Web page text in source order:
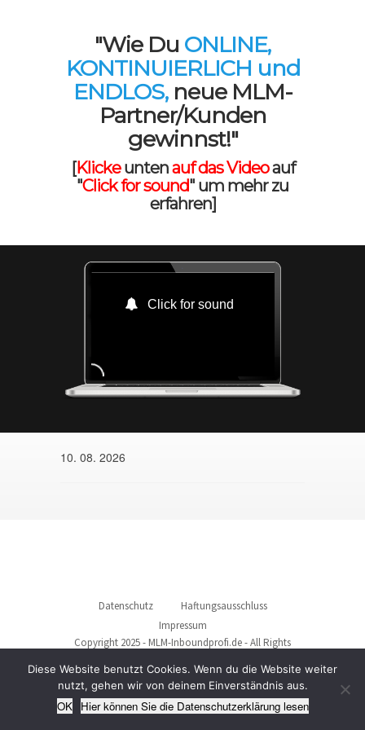
"Wie Du ONLINE,
KONTINUIERLICH und
ENDLOS,neue MLM-
Partner/Kunden
gewinnst!"
[Klickeuntenauf das Videoauf
"Click for sound" um mehr zu
erfahren]
10. 08. 2026
Datenschutz
Haftungsausschluss
Impressum
Copyright 2025 - MLM-Inboundprofi.de - All Rights
Diese Website benutzt Cookies. Wenn du die Website weiter
nutzt, gehen wir von deinem Einverständnis aus.
OK Hier können Sie die Datenschutzerklärung lesen